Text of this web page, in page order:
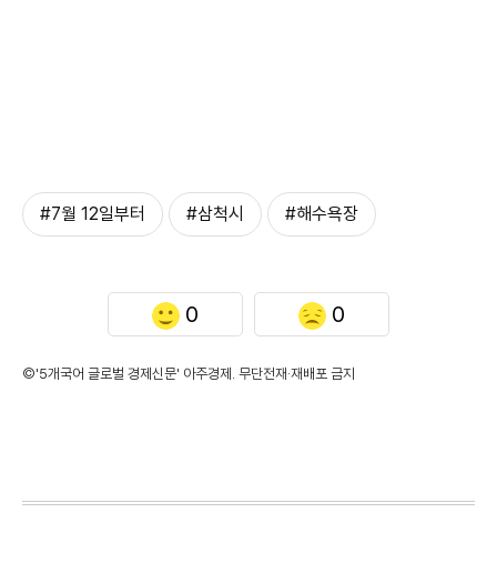
#7월 12일부터 #삼척시 #해수욕장
0 0
©'5개국어 글로벌 경제신문' 아주경제. 무단전재·재배포 금지